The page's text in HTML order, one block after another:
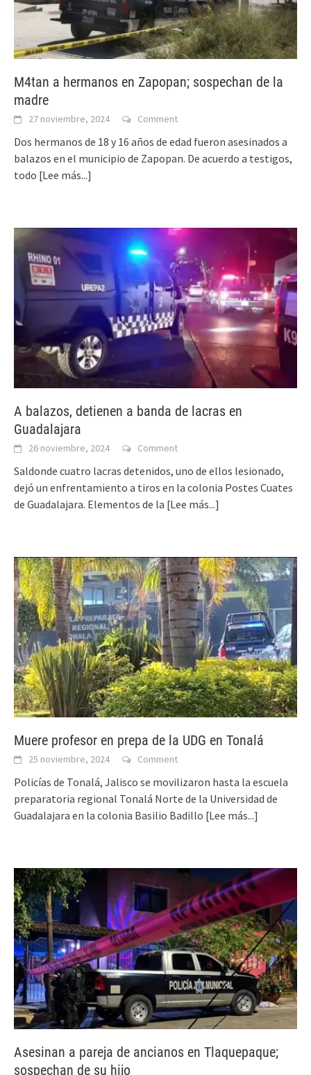
M4tan a hermanos en Zapopan; sospechan de la
madre
27 noviembre, 2024 Comment
Dos hermanos de 18 y 16 años de edad fueron asesinados a
balazos en el municipio de Zapopan. De acuerdo a testigos,
todo [Lee más...]
A balazos, detienen a banda de lacras en
Guadalajara
26 noviembre, 2024 Comment
Saldonde cuatro lacras detenidos, uno de ellos lesionado,
dejó un enfrentamiento a tiros en la colonia Postes Cuates
de Guadalajara. Elementos de la [Lee más...]
Muere profesor en prepa de la UDG en Tonalá
25 noviembre, 2024 Comment
Policías de Tonalá, Jalisco se movilizaron hasta la escuela
preparatoria regional Tonalá Norte de la Universidad de
Guadalajara en la colonia Basilio Badillo [Lee más...]
Asesinan a pareja de ancianos en Tlaquepaque;
sospechan de su hijo